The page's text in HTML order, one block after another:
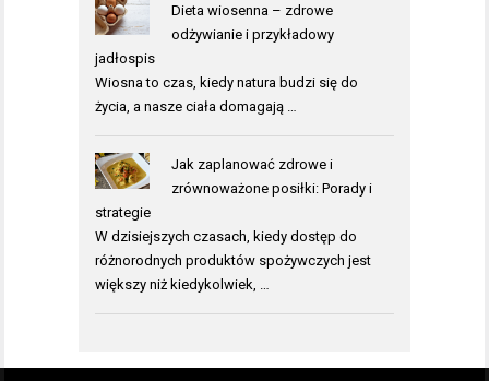
Dieta wiosenna – zdrowe
odżywianie i przykładowy
jadłospis
Wiosna to czas, kiedy natura budzi się do
życia, a nasze ciała domagają …
Jak zaplanować zdrowe i
zrównoważone posiłki: Porady i
strategie
W dzisiejszych czasach, kiedy dostęp do
różnorodnych produktów spożywczych jest
większy niż kiedykolwiek, …